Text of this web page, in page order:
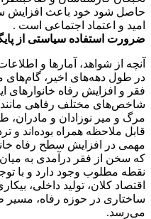
حاصل شود خود باعث افزایش
امید و اعتماد اجتماعی است .
ضرورت استفاده سیاستی از
آنچه از شواهد، آمارها و
در طول دهه‌های اخیر،
فقر و افزایش رفاه خانوارهای
شاخص‌های مختلف رفاهی
مرگ و میر نوزادان و
قابل ملاحظه همراه بوده‌اند
مهمی در افزایش سطح رفاه
که سخن از فقر درآمدی به میان
نقطه مطلوب وجود دارد و با
اقتصاد کلان، تولید داخلی،
ساختاری در حوزه رفاه، مسیر
می‌رسد.